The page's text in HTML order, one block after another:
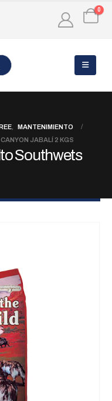
0
MANTENIMIENTO
JABALÍ 2 KGS
Southwets